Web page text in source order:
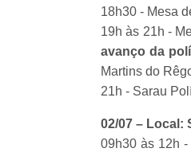
18h30 - Mesa
19h às 21h -
avanço da
Martins do
21h - Sarau
02/07 – Local:
09h30 às 12h